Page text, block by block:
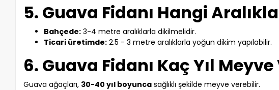
5. Guava Fidanı Hangi
Bahçede: 3-4 metre aralıklarla dikilmelidir.
Ticari üretimde: 2.5 - 3 metre aralıklarla yoğun dikim yapılabilir.
6. Guava Fidanı Kaç Yıl
Guava ağaçları, 30-40 yıl boyunca sağlıklı şekilde meyve verebilir.